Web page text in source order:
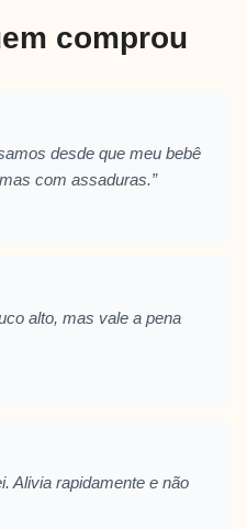
comprou
desde que meu bebê
com assaduras.”
alto, mas vale a pena
Alivia rapidamente e não